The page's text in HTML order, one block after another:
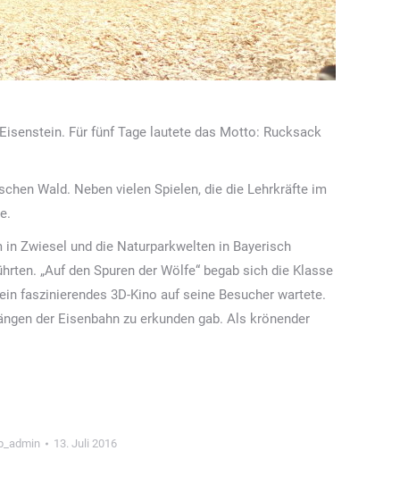
Für fünf Tage lautete das Motto: Rucksack
Wald. Neben vielen Spielen, die die Lehrkräfte im
in Zwiesel und die Naturparkwelten in Bayerisch
„Auf den Spuren der Wölfe“ begab sich die Klasse
faszinierendes 3D-Kino auf seine Besucher wartete.
der Eisenbahn zu erkunden gab. Als krönender
13. Juli 2016